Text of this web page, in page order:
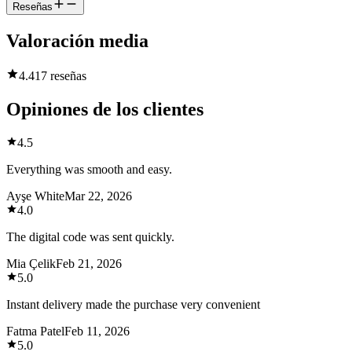
Reseñas
Valoración media
4.417 reseñas
Opiniones de los clientes
4.5
Everything was smooth and easy.
Ayşe WhiteMar 22, 2026
4.0
The digital code was sent quickly.
Mia ÇelikFeb 21, 2026
5.0
Instant delivery made the purchase very convenient
Fatma PatelFeb 11, 2026
5.0